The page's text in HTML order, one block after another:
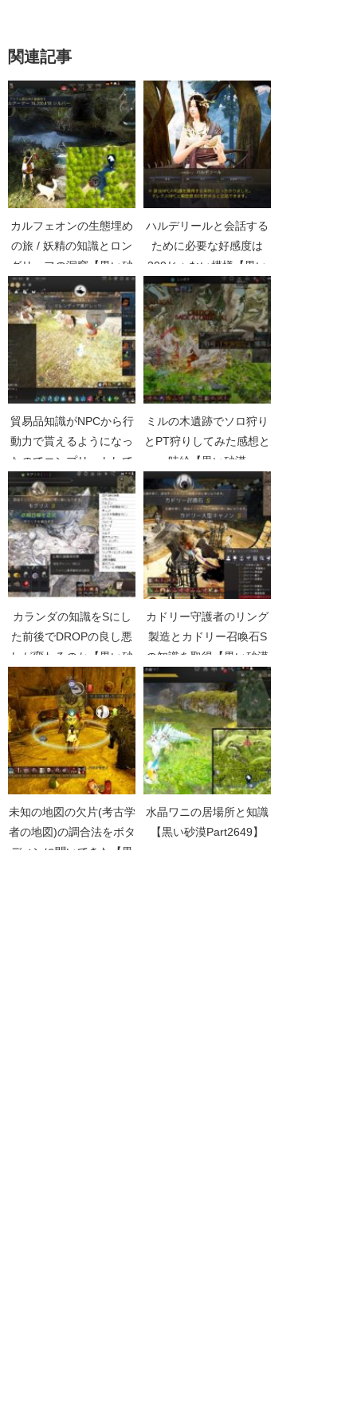
関連記事
カルフェオンの生態埋め
の旅 / 妖精の知識とロン
グリーフの洞窟【黒い砂
漠Part1673】
ハルデリールと会話する
ために必要な好感度は
300じゃない模様【黒い
砂漠Part1319】
貿易品知識がNPCから行
動力で貰えるようになっ
たのでコンプリートして
きた【黒い砂漠
Part4258】
ミルの木遺跡でソロ狩り
とPT狩りしてみた感想と
時給【黒い砂漠
Part2089】
カランダの知識をSにし
た前後でDROPの良し悪
しが変わるのか【黒い砂
漠Part4099】
カドリー守護者のリング
製造とカドリー召喚石S
の知識を取得【黒い砂漠
Part3149】
未知の地図の欠片(考古学
者の地図)の調合法をボタ
ディンに聞いてきた【黒
水晶ワニの居場所と知識
【黒い砂漠Part2649】